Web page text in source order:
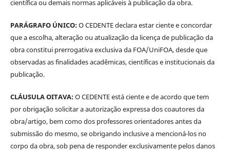
científica ou demais normas aplicáveis à publicação da obra.
PARÁGRAFO ÚNICO:O CEDENTE declara estar ciente e concordar
que a escolha, alteração ou atualização da licença de publicação da
obra constitui prerrogativa exclusiva da FOA/UniFOA, desde que
observadas as finalidades acadêmicas, científicas e institucionais da
publicação.
CLÁUSULA OITAVA:O CEDENTE está ciente e de acordo que tem
por obrigação solicitar a autorização expressa dos coautores da
obra/artigo, bem como dos professores orientadores antes da
submissão do mesmo, se obrigando inclusive a mencioná-los no
corpo da obra, sob pena de responder exclusivamente pelos danos